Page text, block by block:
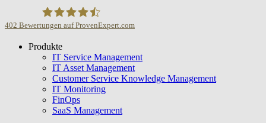
USU GmbH
402 Bewertungen auf ProvenExpert.com
Produkte
IT Service Management
IT Asset Management
Customer Service Knowledge Management
IT Monitoring
FinOps
SaaS Management